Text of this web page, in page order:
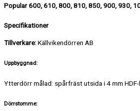
Popular 600, 610, 800, 810, 850, 900, 930,
Specifikationer
Tillverkare:Källvikendörren AB
Uppbyggnad:
Ytterdörr målad: spårfräst utsida i 4 mm
Dörrstomme: